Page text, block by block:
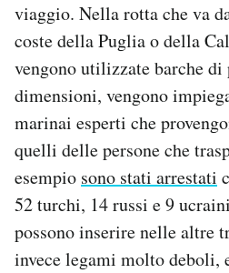
viaggio. Nella rotta che va
coste della Puglia o della
vengono utilizzate barche
dimensioni, vengono
marinai esperti che
quelli delle persone che
esempio sono stati arrestati
52 turchi, 14 russi e 9
possono inserire nelle altre
invece legami molto deboli,